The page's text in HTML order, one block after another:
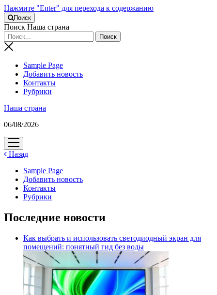
Нажмите "Enter" для перехода к содержанию
Поиск
Поиск Наша страна
Sample Page
Добавить новость
Контакты
Рубрики
Наша страна
06/08/2026
открыть
меню
Назад
Sample Page
Добавить новость
Контакты
Рубрики
Последние новости
Как выбрать и использовать светодиодный экран для
помещений: понятный гид без воды